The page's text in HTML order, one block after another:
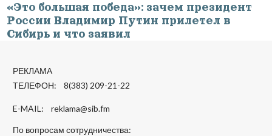
«Это большая победа»: зачем президент
России Владимир Путин прилетел в
Сибирь и что заявил
РЕКЛАМА
ТЕЛЕФОН: 8(383) 209-21-22
E-MAIL: reklama@sib.fm
По вопросам сотрудничества: